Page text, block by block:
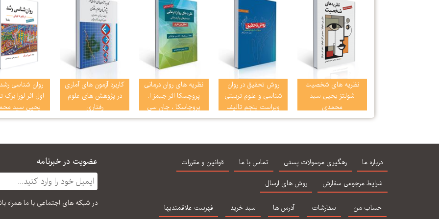
نظریه های شخصیت
شولتز یحیی سید
محمدی
روش تحقیق در روان
شناسی و علوم تربیتی
ویراست پنجم تالیف
دکتر علی دلاور
نظریه های روان درمانی
پروچسکا اثر جیمز ا.
پروچاسکا ، جان سی
نورکراس ترجمه یحیی
كاربرد آزمون های آماری
در پژوهش های علوم
رفتاری
روان شناسی
اول اثر لورا برک
یحیی سید
درباره ما رهگیری مرسولات پستی تماس با ما
قوانین و مقررات
شرایط مرجوعی سفارش
روش های ارسال
حساب من سفارشات آدرس ها سبد خرید فهرست علاقمندیها
عضویت در خبرنامه
در شبكه های اجتماعی با ما همراه